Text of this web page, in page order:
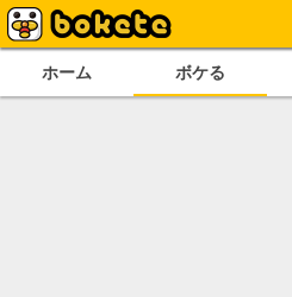
ホーム ボケる